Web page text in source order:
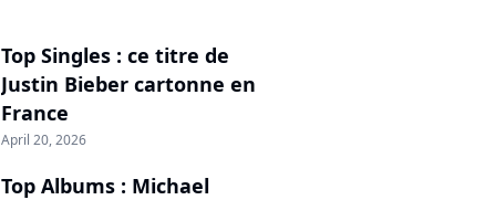
Top Singles : ce titre de
Justin Bieber cartonne en
France
April 20, 2026
Top Albums : Michael